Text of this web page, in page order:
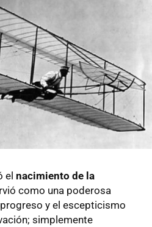
el nacimiento de la
como una poderosa
y el escepticismo
simplemente